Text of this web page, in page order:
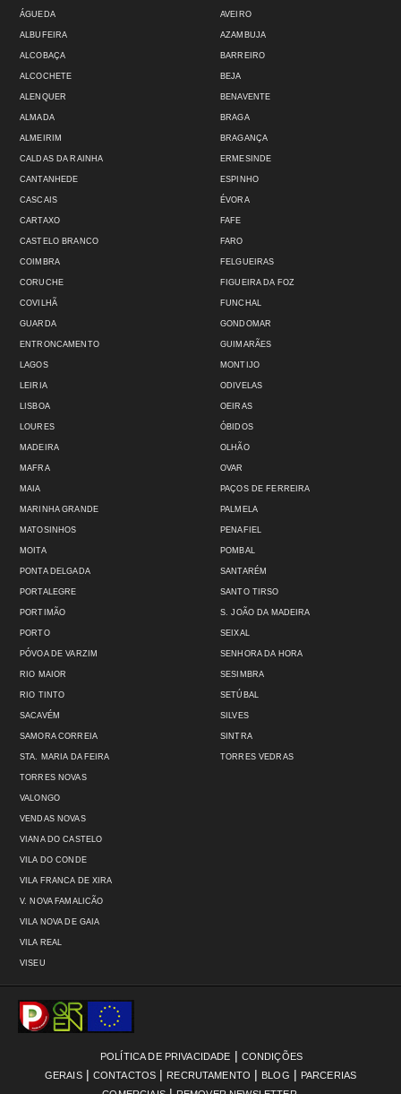
ÁGUEDA
ALBUFEIRA
ALCOBAÇA
ALCOCHETE
ALENQUER
ALMADA
ALMEIRIM
AVEIRO
AZAMBUJA
BARREIRO
BEJA
BENAVENTE
BRAGA
BRAGANÇA
CALDAS DA RAINHA
CANTANHEDE
CASCAIS
CARTAXO
CASTELO BRANCO
COIMBRA
CORUCHE
COVILHÃ
GUARDA
ENTRONCAMENTO
ERMESINDE
ESPINHO
ÉVORA
FAFE
FARO
FELGUEIRAS
FIGUEIRA DA FOZ
FUNCHAL
GONDOMAR
GUIMARÃES
LAGOS
LEIRIA
LISBOA
LOURES
MADEIRA
MAFRA
MAIA
MARINHA GRANDE
MATOSINHOS
MOITA
MONTIJO
ODIVELAS
OEIRAS
ÓBIDOS
OLHÃO
OVAR
PAÇOS DE FERREIRA
PALMELA
PENAFIEL
POMBAL
PONTA DELGADA
PORTALEGRE
PORTIMÃO
PORTO
PÓVOA DE VARZIM
RIO MAIOR
RIO TINTO
SACAVÉM
SAMORA CORREIA
STA. MARIA DA FEIRA
SANTARÉM
SANTO TIRSO
S. JOÃO DA MADEIRA
SEIXAL
SENHORA DA HORA
SESIMBRA
SETÚBAL
SILVES
SINTRA
TORRES VEDRAS
TORRES NOVAS
VALONGO
VENDAS NOVAS
VIANA DO CASTELO
VILA DO CONDE
VILA FRANCA DE XIRA
V. NOVA FAMALICÃO
VILA NOVA DE GAIA
VILA REAL
VISEU
POLÍTICA DE PRIVACIDADE | CONDIÇÕES
GERAIS | CONTACTOS | RECRUTAMENTO | BLOG | PARCERIAS